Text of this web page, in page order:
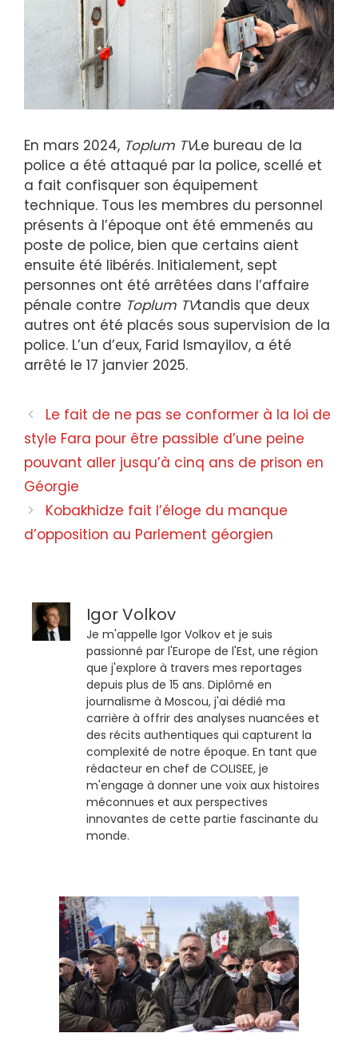
En mars 2024, Toplum TVLe bureau de la
police a été attaqué par la police, scellé et
a fait confisquer son équipement
technique. Tous les membres du personnel
présents à l’époque ont été emmenés au
poste de police, bien que certains aient
ensuite été libérés. Initialement, sept
personnes ont été arrêtées dans l’affaire
pénale contre Toplum TVtandis que deux
autres ont été placés sous supervision de la
police. L’un d’eux, Farid Ismayilov, a été
arrêté le 17 janvier 2025.
Le fait de ne pas se conformer à la loi de
style Fara pour être passible d’une peine
pouvant aller jusqu’à cinq ans de prison en
Géorgie
Kobakhidze fait l’éloge du manque
d’opposition au Parlement géorgien
Igor Volkov
Je m'appelle Igor Volkov et je suis
passionné par l'Europe de l'Est, une région
que j'explore à travers mes reportages
depuis plus de 15 ans. Diplômé en
journalisme à Moscou, j'ai dédié ma
carrière à offrir des analyses nuancées et
des récits authentiques qui capturent la
complexité de notre époque. En tant que
rédacteur en chef de COLISEE, je
m'engage à donner une voix aux histoires
méconnues et aux perspectives
innovantes de cette partie fascinante du
monde.